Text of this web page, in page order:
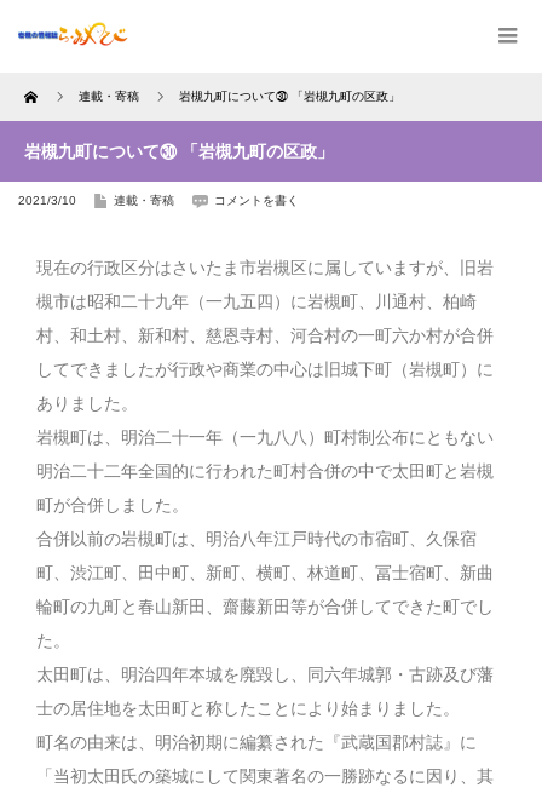
Home 連載・寄稿 岩槻九町について㉚ 「岩槻九町の区政」
岩槻九町について㉚ 「岩槻九町の区政」
2021/3/10 連載・寄稿 コメントを書く
現在の行政区分はさいたま市岩槻区に属していますが、旧岩
槻市は昭和二十九年（一九五四）に岩槻町、川通村、柏崎
村、和土村、新和村、慈恩寺村、河合村の一町六か村が合併
してできましたが行政や商業の中心は旧城下町（岩槻町）に
ありました。
岩槻町は、明治二十一年（一九八八）町村制公布にともない
明治二十二年全国的に行われた町村合併の中で太田町と岩槻
町が合併しました。
合併以前の岩槻町は、明治八年江戸時代の市宿町、久保宿
町、渋江町、田中町、新町、横町、林道町、冨士宿町、新曲
輪町の九町と春山新田、齋藤新田等が合併してできた町でし
た。
太田町は、明治四年本城を廃毀し、同六年城郭・古跡及び藩
士の居住地を太田町と称したことにより始まりました。
町名の由来は、明治初期に編纂された『武蔵国郡村誌』に
「当初太田氏の築城にして関東著名の一勝跡なるに因り、其